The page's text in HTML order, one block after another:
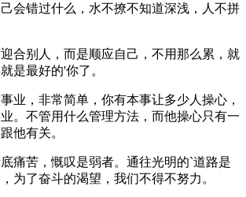
会错过什么，水不撩不知道深浅，人不拼
合别人，而是顺应自己，不用那么累，就
是最好的'你了。
业，非常简单，你有本事让多少人操心，
。不管用什么管理方法，而他操心只有一
他有关。
痛苦，慨叹是弱者。通往光明的`道路是
为了奋斗的渴望，我们不得不努力。